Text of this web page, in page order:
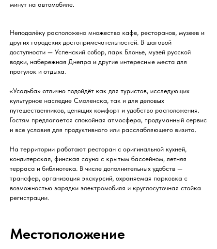
минут на автомобиле.
Неподалёку расположено множество кафе, ресторанов, музеев и
других городских достопримечательностей. В шаговой
доступности — Успенский собор, парк Блонье, музей русской
водки, набережная Днепра и другие интересные места для
прогулок и отдыха.
«Усадьба» отлично подойдёт как для туристов, исследующих
культурное наследие Смоленска, так и для деловых
путешественников, ценящих комфорт и удобство расположения.
Гостям предлагается спокойная атмосфера, продуманный сервис
и все условия для продуктивного или расслабляющего визита.
На территории работают ресторан с оригинальной кухней,
кондитерская, финская сауна с крытым бассейном, летняя
терраса и библиотека. В числе дополнительных удобств —
трансфер, организация экскурсий, охраняемая парковка с
возможностью зарядки электромобиля и круглосуточная стойка
регистрации.
Местоположение